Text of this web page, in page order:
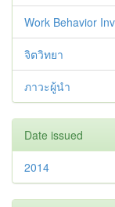
Work Behavior
จิตวิทยา
ภาวะผู้นำ
Date issued
2014